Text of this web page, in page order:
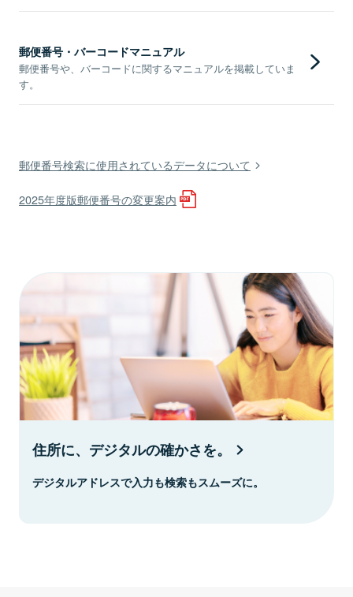
郵便番号・バーコードマニュアル
郵便番号や、バーコードに関するマニュアルを掲載していま
す。
郵便番号検索に使用されているデータについて
2025年度版郵便番号の変更案内
住所に、デジタルの確かさを。
デジタルアドレスで入力も検索もスムーズに。